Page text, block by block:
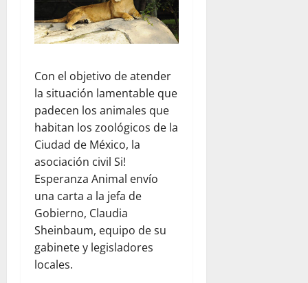
Con el objetivo de atender
la situación lamentable que
padecen los animales que
habitan los zoológicos de la
Ciudad de México, la
asociación civil Si!
Esperanza Animal envío
una carta a la jefa de
Gobierno, Claudia
Sheinbaum, equipo de su
gabinete y legisladores
locales.